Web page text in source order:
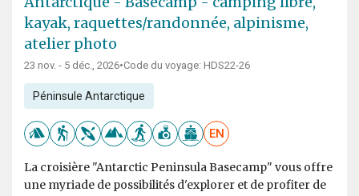
kayak, raquettes/randonnée, alpinisme,
atelier photo
23 nov. - 5 déc., 2026•Code du voyage: HDS22-26
Péninsule Antarctique
EN
La croisière "Antarctic Peninsula Basecamp" vous offre
une myriade de possibilités d'explorer et de profiter de